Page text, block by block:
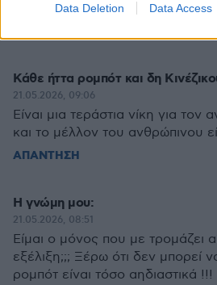
Data Deletion Data Access
ωφέλιμη διάρκεια ζωής.
Κάθε ήττα ρομπότ και δη
21.05.2026, 09:06
Είναι μια τεράστια νίκη για τον
και το μέλλον του ανθρώπινου
ΑΠΑΝΤΗΣΗ
Η γνώμη μου:
21.05.2026, 08:51
Είμαι ο μόνος που με τρομάζει
εξέλιξη;;; Ξέρω ότι δεν μπορεί
ρομπότ είναι τόσο αηδιαστικά !!!